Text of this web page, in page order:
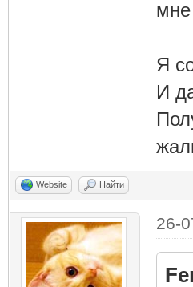
мне
Я
И
Website Найти
26-